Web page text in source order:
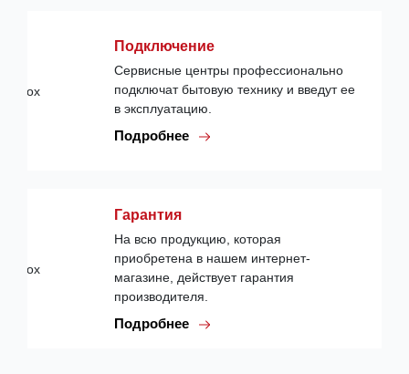
Подключение
Сервисные центры профессионально
подключат бытовую технику и введут ее
в эксплуатацию.
Подробнее
Гарантия
На всю продукцию, которая
приобретена в нашем интернет-
магазине, действует гарантия
производителя.
Подробнее